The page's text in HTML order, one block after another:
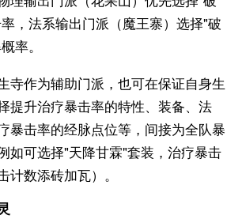
，法系输出门派（魔王寨）选择"破
率。
作为辅助门派，也可在保证自身生
提升治疗暴击率的特性、装备、法
暴击率的经脉点位等，间接为全队暴
如可选择"天降甘霖"套装，治疗暴击
计数添砖加瓦）。